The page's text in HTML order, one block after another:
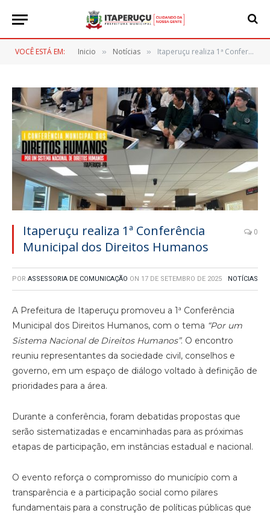
VOCÊ ESTÁ EM: Inicio » Notícias » Itaperuçu realiza 1ª Conferência Municipal dos Direitos Humanos
Itaperuçu realiza 1ª Conferência
Municipal dos Direitos Humanos
0
POR ASSESSORIA DE COMUNICAÇÃO ON 17 DE SETEMBRO DE 2025 NOTÍCIAS
A Prefeitura de Itaperuçu promoveu a 1ª Conferência
Municipal dos Direitos Humanos, com o tema “Por um
Sistema Nacional de Direitos Humanos”. O encontro
reuniu representantes da sociedade civil, conselhos e
governo, em um espaço de diálogo voltado à definição de
prioridades para a área.
Durante a conferência, foram debatidas propostas que
serão sistematizadas e encaminhadas para as próximas
etapas de participação, em instâncias estadual e nacional.
O evento reforça o compromisso do município com a
transparência e a participação social como pilares
fundamentais para a construção de políticas públicas que